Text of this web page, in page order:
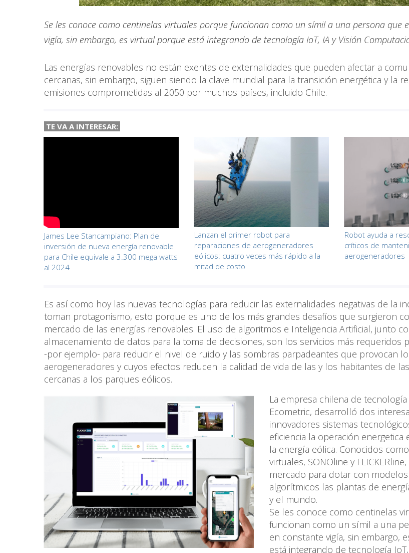
Se les conoce como centinelas virtuales porque funcionan como un símil a una persona que
vigía, sin embargo, es virtual porque está integrando de tecnología IoT, IA y Visión
Las energías renovables no están exentas de externalidades que pueden afectar a
cercanas, sin embargo, siguen siendo la clave mundial para la transición energética y la
emisiones comprometidas al 2050 por muchos países, incluido Chile.
TE VA A INTERESAR:
James Lee Stancampiano: Plan de
inversión de nueva energía renovable
para Chile equivale a 3.300 mega watts
al 2024
Lanzan el primer robot para
reparaciones de aerogeneradores
eólicos: cuatro veces más rápido a la
mitad de costo
Robot ayuda a
críticos de
aerogeneradores
Es así como hoy las nuevas tecnologías para reducir las externalidades negativas de la
toman protagonismo, esto porque es uno de los más grandes desafíos que surgieron
mercado de las energías renovables. El uso de algoritmos e Inteligencia Artificial, junto
almacenamiento de datos para la toma de decisiones, son los servicios más requeridos
-por ejemplo- para reducir el nivel de ruido y las sombras parpadeantes que provocan
aerogeneradores y cuyos efectos reducen la calidad de vida de las y los habitantes de
cercanas a los parques eólicos.
La empresa chilena de
Ecometric, desarrolló dos
innovadores sistemas
eficiencia la operación energetica
la energía eólica. Conocidos
virtuales, SONOline y
mercado para dotar con
algorítmicos las plantas de
y el mundo.
Se les conoce como centinelas
funcionan como un símil a una
en constante vigía, sin embargo,
está integrando de tecnología